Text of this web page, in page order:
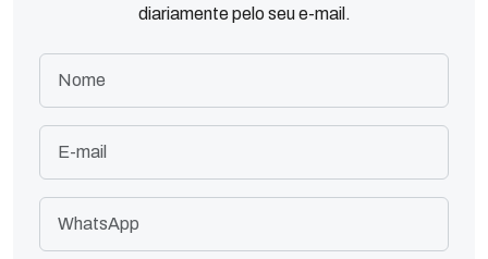
diariamente pelo seu e-mail.